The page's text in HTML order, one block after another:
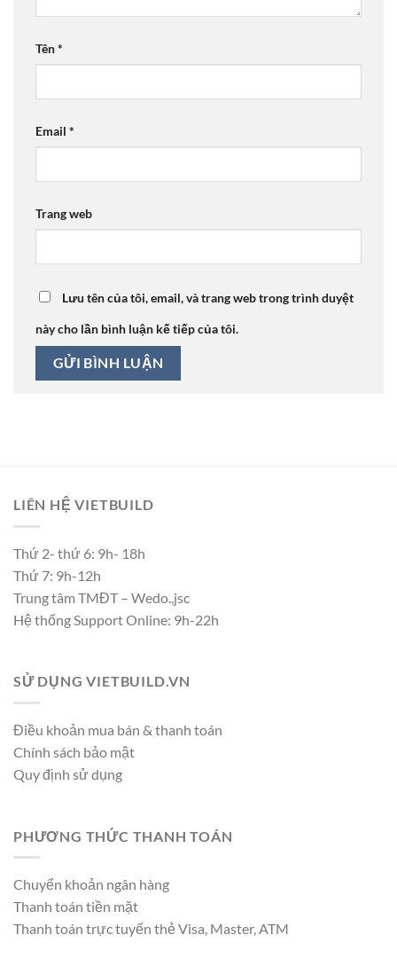
Tên*
Email *
Trang web
Lưu tên của tôi, email, và trang web trong trình duyệt
này cho lần bình luận kế tiếp của tôi.
LIÊN HỆ VIETBUILD
Thứ 2- thứ 6: 9h- 18h
Thứ 7: 9h-12h
Trung tâm TMĐT – Wedo.,jsc
Hệ thống Support Online: 9h-22h
SỬ DỤNG VIETBUILD.VN
Điều khoản mua bán & thanh toán
Chính sách bảo mật
Quy định sử dụng
PHƯƠNG THỨC THANH TOÁN
Chuyển khoản ngân hàng
Thanh toán tiền mặt
Thanh toán trực tuyến thẻ Visa, Master, ATM